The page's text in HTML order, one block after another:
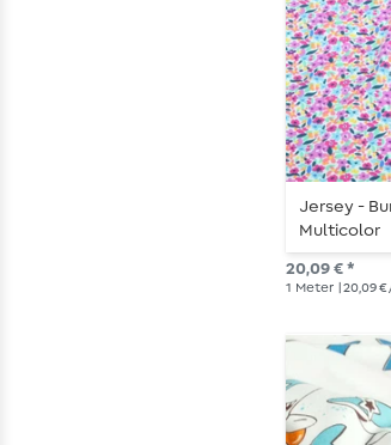
Jersey -
Multicolor
20,09 € *
1 Meter | 20,09